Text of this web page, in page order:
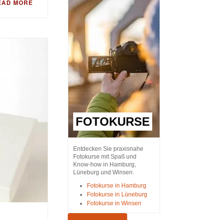
MORE
FOTOKURSE
Entdecken Sie praxisnahe
Fotokurse mit Spaß und
Know-how in Hamburg,
Lüneburg und Winsen.
Fotokurse in Hamburg
Fotokurse in Lüneburg
Fotokurse in Winsen